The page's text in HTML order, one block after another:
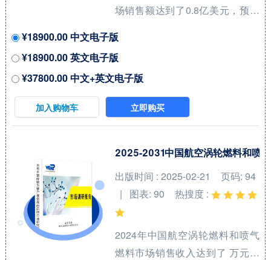
场销售额达到了0.8亿美元，预计
增长率（CAGR）为
47.5%（2023-2029）。地区层面
来看，中国市场在过去几年变化
较快，2022年市场规模为 百万美
元，约占全球的 %，预计2029年
将达到 %。 全球水电解制氢催化
Production from Water
Electrolysis）核心厂商包括田中
贵金属集团和庄信万丰等，前两
大厂商占有全球大约7...
¥18900.00 中文电子版
¥18900.00 英文电子版
¥37800.00 中文+英文电子版
加入购物车 立即购买
2025-2031中国航空涡轮燃料和喷
出版时间 : 2025-02-21
页码: 94
| 图表: 90
热搜度 :
2024年中国航空涡轮燃料和喷气
燃料市场销售收入达到了 万元，